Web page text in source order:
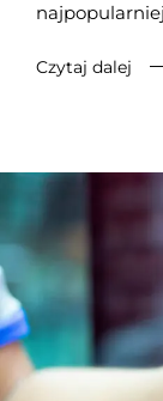
Czytaj dalej